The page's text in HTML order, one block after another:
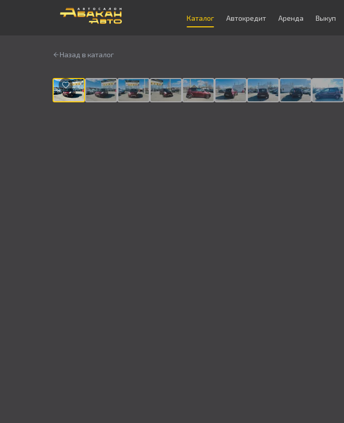
Каталог Автокредит Аренда Выкуп
Назад в каталог